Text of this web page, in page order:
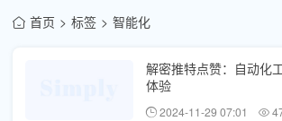
首页 标签 智能化
解密推特点赞：自动化
体验
2024-11-29 07:01